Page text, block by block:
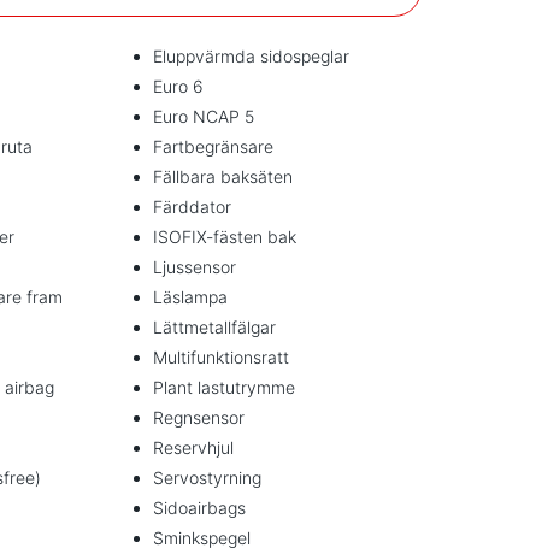
fram
airbag
Eluppvärmda sidospeglar
Euro 6
Euro NCAP 5
Fartbegränsare
Fällbara baksäten
Färddator
ISOFIX-fästen bak
Ljussensor
Läslampa
Lättmetallfälgar
Multifunktionsratt
Plant lastutrymme
Regnsensor
Reservhjul
Servostyrning
Sidoairbags
Sminkspegel